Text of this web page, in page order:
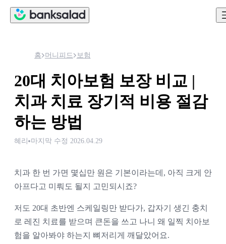
홈 머니피드 보험
20대 치아보험 보장 비교 |
치과 치료 장기적 비용 절감
하는 방법
혜리 마지막 수정 2026.04.29
치과 한 번 가면 몇십만 원은 기본이라는데, 아직 크게 안
아프다고 미뤄도 될지 고민되시죠?
저도 20대 초반엔 스케일링만 받다가, 갑자기 생긴 충치
로 레진 치료를 받으며 큰돈을 쓰고 나니 왜 일찍 치아보
험을 알아봐야 하는지 뼈저리게 깨달았어요.